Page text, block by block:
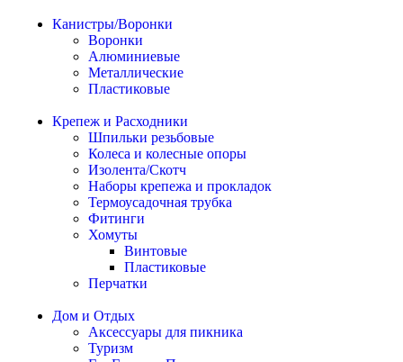
Канистры/Воронки
Воронки
Алюминиевые
Металлические
Пластиковые
Крепеж и Расходники
Шпильки резьбовые
Колеса и колесные опоры
Изолента/Скотч
Наборы крепежа и прокладок
Термоусадочная трубка
Фитинги
Хомуты
Винтовые
Пластиковые
Перчатки
Дом и Отдых
Аксессуары для пикника
Туризм